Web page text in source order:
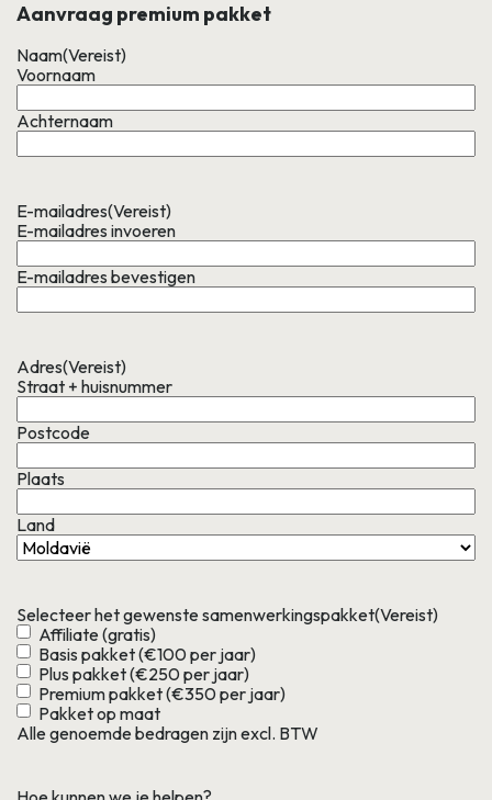
Aanvraag premium pakket
Naam(Vereist)
Voornaam
Achternaam
E-mailadres(Vereist)
E-mailadres invoeren
E-mailadres bevestigen
Adres(Vereist)
Straat + huisnummer
Postcode
Plaats
Land
Selecteer het gewenste samenwerkingspakket(Vereist)
Affiliate (gratis)
Basis pakket (€100 per jaar)
Plus pakket (€250 per jaar)
Premium pakket (€350 per jaar)
Pakket op maat
Alle genoemde bedragen zijn excl. BTW